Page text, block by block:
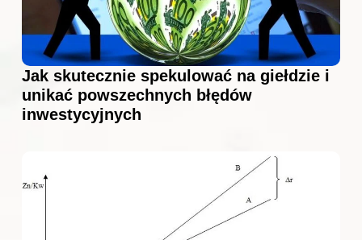
Jak skutecznie spekulować na giełdzie i
unikać powszechnych błędów
inwestycyjnych